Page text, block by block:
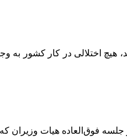
اختلالی در کار کشور به
فوق‌العاده هیات وزیران